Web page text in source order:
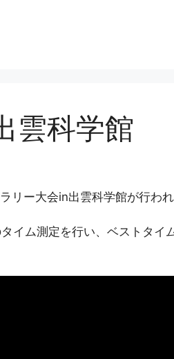
雲科学館
リー大会in出雲科学館が行われ
イム測定を行い、ベストタイ